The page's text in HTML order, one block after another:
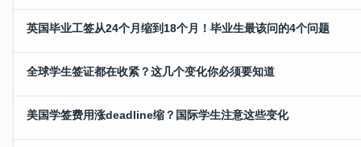
英国毕业工签从24个月缩到18个月！毕业生最该问的4个问题
全球学生签证都在收紧？这几个变化你必须要知道
美国学签费用涨deadline缩？国际学生注意这些变化